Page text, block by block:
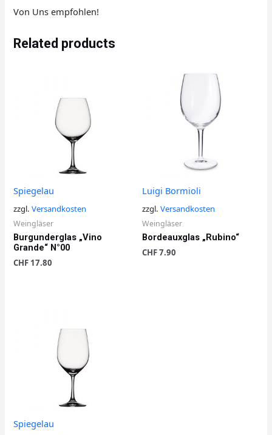
Von Uns empfohlen!
Related products
Spiegelau
zzgl.Versandkosten
Weingläser
Burgunderglas „Vino
Grande“ N°00
CHF 17.80
Luigi Bormioli
zzgl. Versandkosten
Weingläser
Bordeauxglas „Rubino“
CHF7.90
Spiegelau